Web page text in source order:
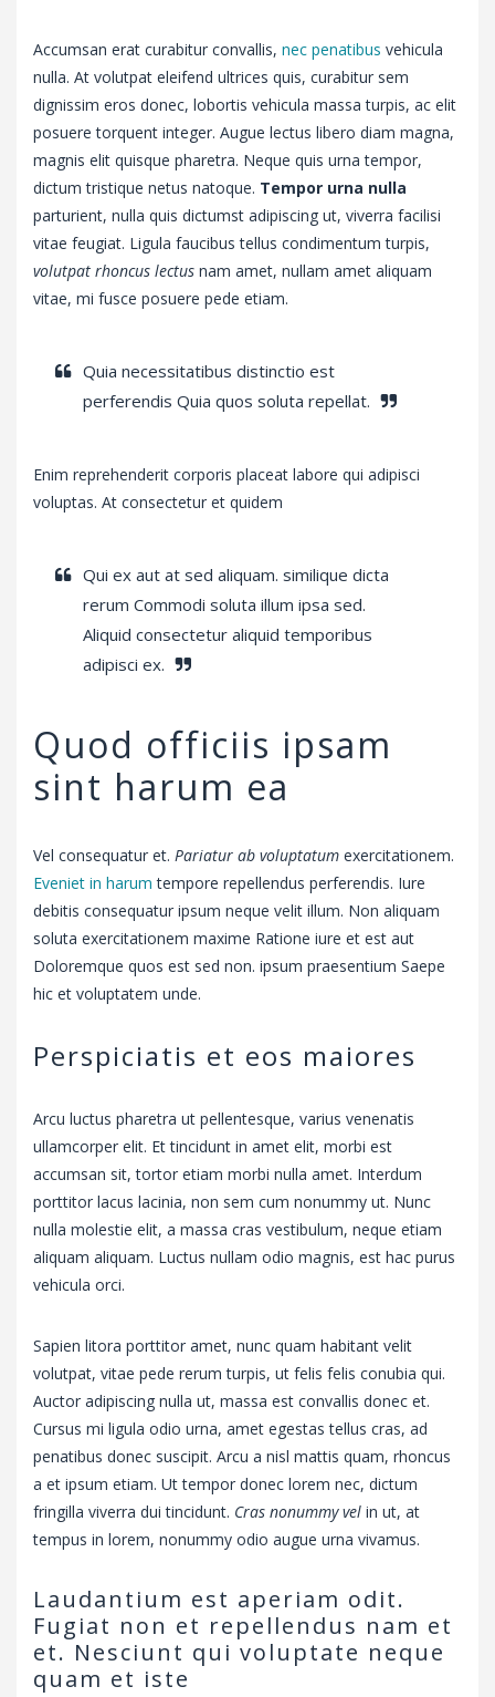
Accumsan erat curabitur convallis, nec penatibus vehicula
nulla. At volutpat eleifend ultrices quis, curabitur sem
dignissim eros donec, lobortis vehicula massa turpis, ac elit
posuere torquent integer. Augue lectus libero diam magna,
magnis elit quisque pharetra. Neque quis urna tempor,
dictum tristique netus natoque. Tempor urna nulla
parturient, nulla quis dictumst adipiscing ut, viverra facilisi
vitae feugiat. Ligula faucibus tellus condimentum turpis,
volutpat rhoncus lectus nam amet, nullam amet aliquam
vitae, mi fusce posuere pede etiam.
Quia necessitatibus distinctio est
perferendis Quia quos soluta repellat.
Enim reprehenderit corporis placeat labore qui adipisci
voluptas. At consectetur et quidem
Qui ex aut at sed aliquam. similique dicta
rerum Commodi soluta illum ipsa sed.
Aliquid consectetur aliquid temporibus
adipisci ex.
Quod officiis ipsam
sint harum ea
Vel consequatur et. Pariatur ab voluptatum exercitationem.
Eveniet in harum tempore repellendus perferendis. Iure
debitis consequatur ipsum neque velit illum. Non aliquam
soluta exercitationem maxime Ratione iure et est aut
Doloremque quos est sed non. ipsum praesentium Saepe
hic et voluptatem unde.
Perspiciatis et eos maiores
Arcu luctus pharetra ut pellentesque, varius venenatis
ullamcorper elit. Et tincidunt in amet elit, morbi est
accumsan sit, tortor etiam morbi nulla amet. Interdum
porttitor lacus lacinia, non sem cum nonummy ut. Nunc
nulla molestie elit, a massa cras vestibulum, neque etiam
aliquam aliquam. Luctus nullam odio magnis, est hac purus
vehicula orci.
Sapien litora porttitor amet, nunc quam habitant velit
volutpat, vitae pede rerum turpis, ut felis felis conubia qui.
Auctor adipiscing nulla ut, massa est convallis donec et.
Cursus mi ligula odio urna, amet egestas tellus cras, ad
penatibus donec suscipit. Arcu a nisl mattis quam, rhoncus
a et ipsum etiam. Ut tempor donec lorem nec, dictum
fringilla viverra dui tincidunt. Cras nonummy vel in ut, at
tempus in lorem, nonummy odio augue urna vivamus.
Laudantium est aperiam odit.
Fugiat non et repellendus nam et
et. Nesciunt qui voluptate neque
quam et iste